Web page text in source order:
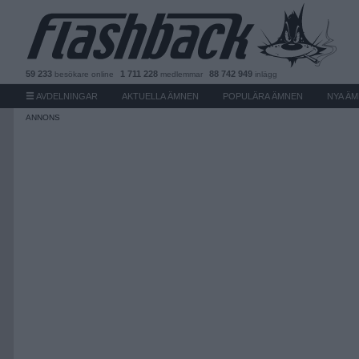
59 233 besökare online 1 711 228 medlemmar 88 742 949 inlägg
AVDELNINGAR AKTUELLA ÄMNEN POPULÄRA ÄMNEN NYA